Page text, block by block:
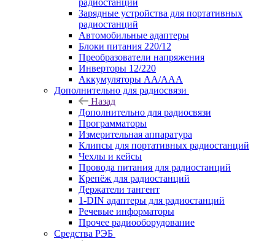
радиостанций
Зарядные устройства для портативных
радиостанций
Автомобильные адаптеры
Блоки питания 220/12
Преобразователи напряжения
Инверторы 12/220
Аккумуляторы АА/ААА
Дополнительно для радиосвязи
Назад
Дополнительно для радиосвязи
Программаторы
Измерительная аппаратура
Клипсы для портативных радиостанций
Чехлы и кейсы
Провода питания для радиостанций
Крепёж для радиостанций
Держатели тангент
1-DIN адаптеры для радиостанций
Речевые информаторы
Прочее радиооборудование
Средства РЭБ